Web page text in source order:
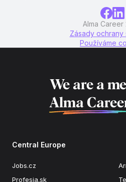
Alma Career
Zásady ochrany
Používáme
We are a
Alma
Central Europe
Jobs.cz
Profesia.sk